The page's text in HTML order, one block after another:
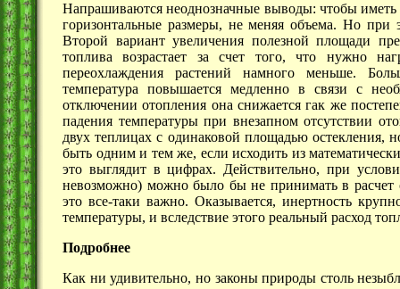
Напрашиваются неоднозначные выводы: чтобы
горизонтальные размеры, нe меняя объема. Но при
Второй вариант увеличения полезной площади
топлива возрастает за счет того, что нужно
переохлаждения растений намного меньше.
температура повышается медленно в связи с
отключении отопления она снижается гак же
падения температуры при внезапном отсутствии
двух теплицах с одинаковой площадью остекления,
быть одним и тем же, если исходить из
это выглядит в цифрах. Действительно, при
невозможно) можно было бы не принимать в расчет
это все-таки важно. Оказывается, инертность
температуры, и вследствие этого реальный расход
Подробнее
Как ни удивительно, но законы природы столь